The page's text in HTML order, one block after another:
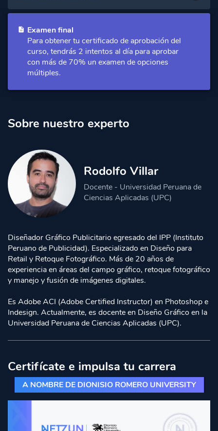
Asignar y convertir
Cápsula 2:Soft proofing y Hard proofing Acceso Premium
Examen final
Para obtener tu certificado de aprobación del
curso, tendrás 2 intentos al día para aprobar
con más de 70% un examen de opciones
múltiples.
Sobre nuestro experto
Rodolfo Villar
Docente - Universidad Peruana de
Ciencias Aplicadas (UPC)
Diseñador Gráfico Publicitario egresado del IPP (Instituto
Peruano de Publicidad). Especializado en Diseño para
Retail y Retoque Fotográfico. Más de 20 años de
experiencia en áreas del campo gráfico, retoque fotográfico
y manejo y fusión de imágenes digitales.
Es Adobe ACI (Adobe Certified Instructor) en Photoshop e
Indesign. Actualmente, es docente en Diseño Gráfico en la
Universidad Peruana de Ciencias Aplicadas (UPC).
Certifícate e impulsa tu carrera
A NOMBRE DE DIONISIO ROMERO UNIVERSITY